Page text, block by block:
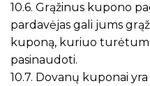
10.6. Grąžinus kupono
pardavėjas gali jums
kuponą, kuriuo
pasinaudoti.
10.7. Dovanų kuponai